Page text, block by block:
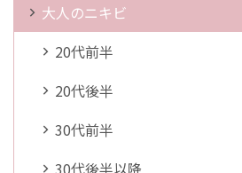
大人のニキビ
20代前半
20代後半
30代前半
30代後半以降